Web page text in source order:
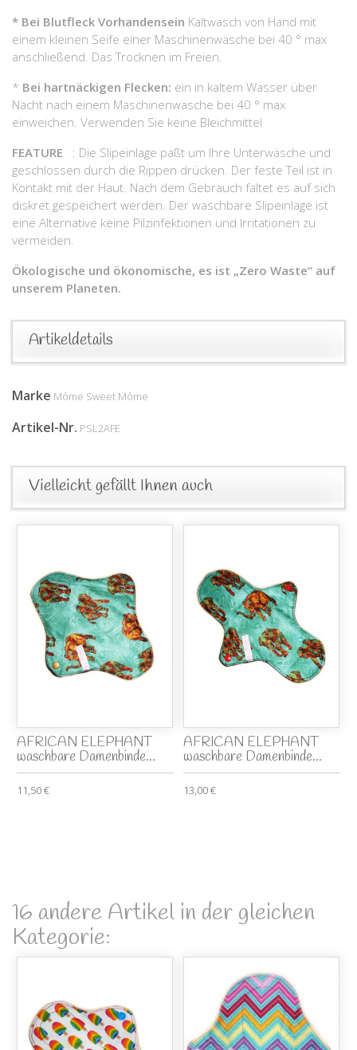
* Bei Blutfleck Vorhandensein Kaltwasch von Hand mit
einem kleinen Seife einer Maschinenwäsche bei 40 ° max
anschließend. Das Trocknen im Freien.
* Bei hartnäckigen Flecken: ein in kaltem Wasser über
Nacht nach einem Maschinenwäsche bei 40 ° max
einweichen. Verwenden Sie keine Bleichmittel
FEATURE : Die Slipeinlage paßt um Ihre Unterwäsche und
geschlossen durch die Rippen drücken. Der feste Teil ist in
Kontakt mit der Haut. Nach dem Gebrauch faltet es auf sich
diskret gespeichert werden. Der waschbare Slipeinlage ist
eine Alternative keine Pilzinfektionen und Irritationen zu
vermeiden.
Ökologische und ökonomische, es ist „Zero Waste“ auf
unserem Planeten.
Artikeldetails
Marke Môme Sweet Môme
Artikel-Nr. PSL2AFE
Vielleicht gefällt Ihnen auch
AFRICAN ELEPHANT
waschbare Damenbinde...
11,50 €
AFRICAN ELEPHANT
waschbare Damenbinde...
13,00 €
16 andere Artikel in der gleichen
Kategorie: